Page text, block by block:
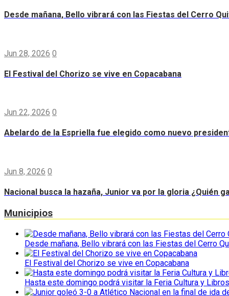
Desde mañana, Bello vibrará con las Fiestas del Cerro
Jun 28, 2026 0
El Festival del Chorizo se vive en Copacabana
Jun 22, 2026 0
Abelardo de la Espriella fue elegido como nuevo
Jun 8, 2026 0
Nacional busca la hazaña, Junior va por la gloria ¿Quién
Municipios
Desde mañana, Bello vibrará con las Fiestas del Cerro
El Festival del Chorizo se vive en Copacabana
Hasta este domingo podrá visitar la Feria Cultura y